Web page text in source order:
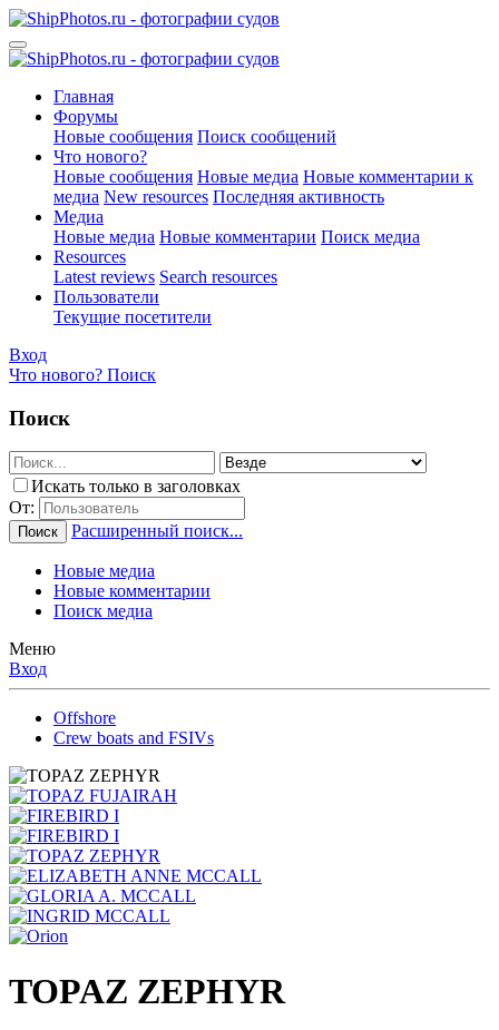
Главная
Форумы
Новые сообщения Поиск сообщений
Что нового?
Новые сообщения Новые медиа Новые комментарии к
медиа New resources Последняя активность
Медиа
Новые медиа Новые комментарии Поиск медиа
Resources
Latest reviews Search resources
Пользователи
Текущие посетители
Вход
Что нового? Поиск
Поиск
Искать только в заголовках
От:
Поиск Расширенный поиск...
Новые медиа
Новые комментарии
Поиск медиа
Меню
Вход
Offshore
Crew boats and FSIVs
TOPAZ ZEPHYR